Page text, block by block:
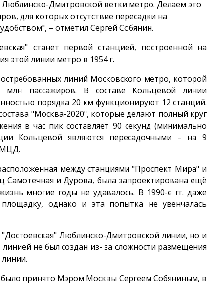
Дмитровской ветки метро. Делаем это
для которых отсутствие пересадки на
– отметил Сергей Собянин.
станет первой станцией, построенной на
этой линии метро в 1954 г.
линий Московского метро, которой
млн пассажиров. В составе Кольцевой линии
порядка 20 км функционируют 12 станций.
"Москва-2020", которые делают полный круг
в час пик составляет 90 секунд (минимально
Кольцевой являются пересадочными – на 9
МЦД.
между станциями "Проспект Мира" и
Самотечная и Дурова, была запроектирована ещё
многие годы не удавалось. В 1990-е гг. даже
однако и эта попытка не увенчалась
Люблинско-Дмитровской линии, но и
не был создан из- за сложности размещения
принято Мэром Москвы Сергеем Собяниным, в